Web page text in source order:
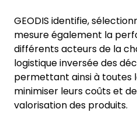
GEODIS identifie,
mesure également la
différents acteurs de la
logistique inversée des
permettant ainsi à toutes
minimiser leurs coûts et
valorisation des produits.